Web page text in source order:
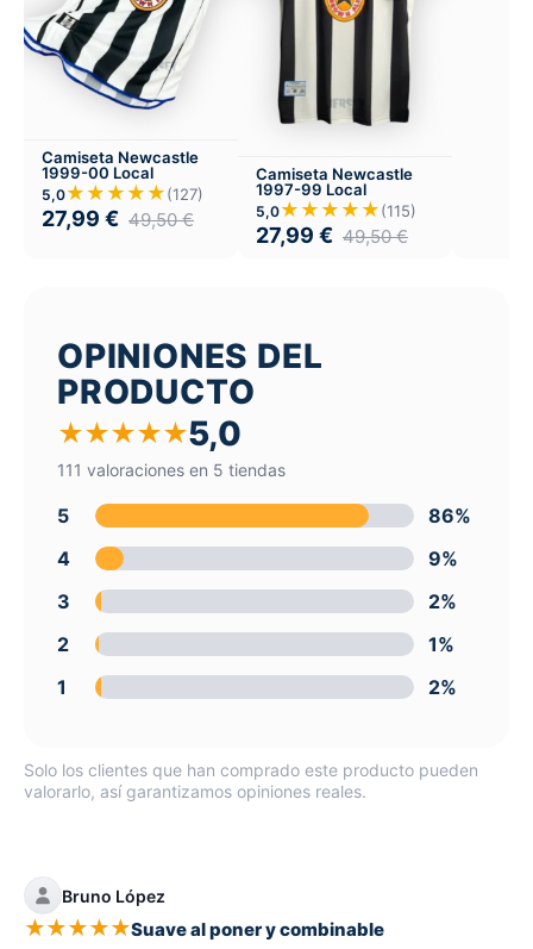
Camiseta Newcastle
1999-00 Local
5,0★★★★★(127)
27,99 € 49,50€
Camiseta Newcastle
1997-99 Local
5,0★★★★★(115)
27,99 € 49,50€
OPINIONES DEL
PRODUCTO
★★★★★5,0
111 valoraciones en 5 tiendas
5
86%
4
9%
3
2%
2
1%
1
2%
Solo los clientes que han comprado este producto pueden
valorarlo, así garantizamos opiniones reales.
Bruno López
★★★★★Suave al poner y combinable